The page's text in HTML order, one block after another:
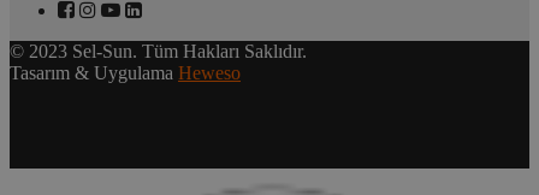
© 2023 Sel-Sun. Tüm Hakları Saklıdır.
Tasarım & Uygulama Heweso